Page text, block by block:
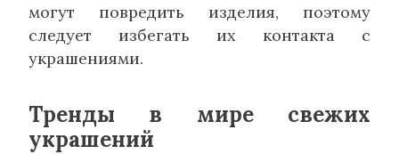
могут повредить изделия, поэтому
следует избегать их контакта с
украшениями.
Тренды в мире свежих
украшений